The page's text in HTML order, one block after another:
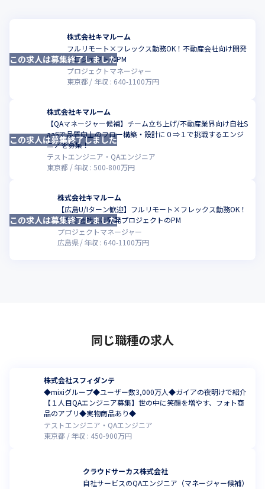
株式会社キマルーム
フルリモート×フレックス勤務OK！不動産会社向け開発
プロジェクトのPM
プロジェクトマネージャー
東京都
年収 : 640-1100万円
この求人は募集終了しました
株式会社キマルーム
【QAマネージャー候補】チーム立ち上げ/不動産業界向け自社S
aaSで品質向上のフロー構築・設計に０⇒１で挑戦するエンジ
ニアを募集！
テストエンジニア・QAエンジニア
東京都
年収 :500-800万円
この求人は募集終了しました
株式会社キマルーム
【広島U/Iターン歓迎】フルリモート×フレックス勤務OK！
不動産会社向け開発プロジェクトのPM
プロジェクトマネージャー
広島県
年収 : 640-1100万円
この求人は募集終了しました
同じ職種の求人
株式会社スフィダンテ
◆mixiグループ◆ユーザー数3,000万人◆ガイアの夜明けで紹介
【１人目QAエンジニア募集】世の中に笑顔を増やす、フォト商
品のアプリ◆実物商品あり◆
テストエンジニア・QAエンジニア
東京都
年収 : 450-900万円
クラウドサーカス株式会社
自社サービスのQAエンジニア（マネージャー候補）